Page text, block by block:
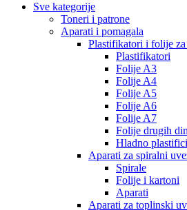
Sve kategorije
Toneri i patrone
Aparati i pomagala
Plastifikatori i folije
Plastifikatori
Folije A3
Folije A4
Folije A5
Folije A6
Folije A7
Folije drugih
Hladno
Aparati za spiralni
Spirale
Folije i kartoni
Aparati
Aparati za toplinski